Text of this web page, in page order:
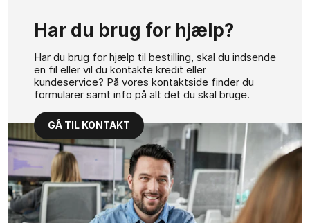
Har du brug for hjælp?
Har du brug for hjælp til bestilling, skal du indsende
en fil eller vil du kontakte kredit eller
kundeservice? På vores kontaktside finder du
formularer samt info på alt det du skal bruge.
GÅ TIL KONTAKT